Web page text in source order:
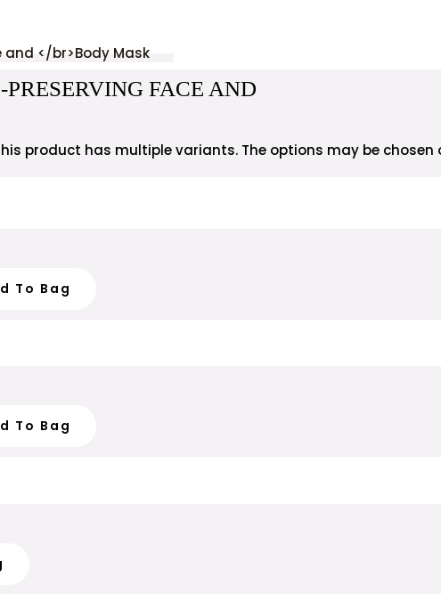
FACE AND
product has multiple variants. The options may be
To Bag
To Bag